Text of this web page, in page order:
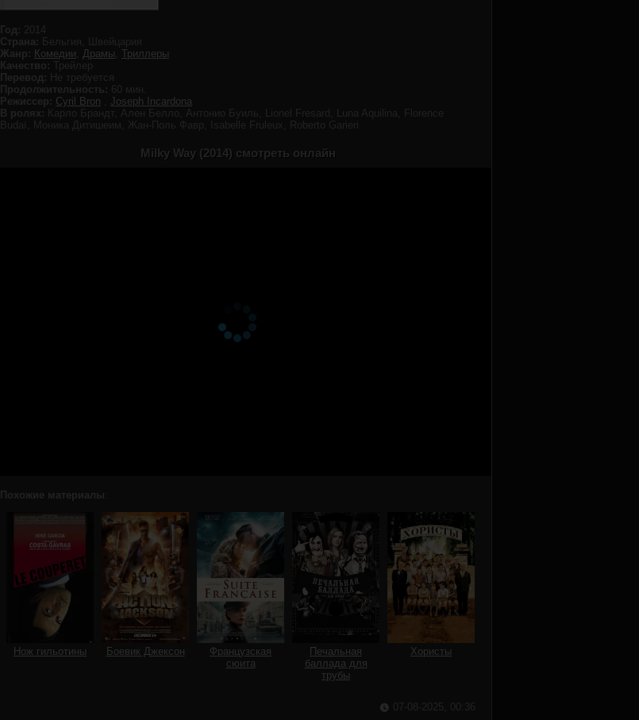
Год: 2014
Страна: Бельгия, Швейцария
Жанр: Комедии Драмы Триллеры
Качество: Трейлер
Перевод: Не требуется
Продолжительность: 60 мин.
Режиссер: Cyril Bron
Joseph Incardona
В ролях:
Карло Брандт, Ален Белло, Антонио Буиль, Lionel Fresard, Luna Aquilina, Florence
Budaï, Моника Дитишеим, Жан-Поль Фавр, Isabelle Fruleux, Roberto Garieri
Milky Way (2014) смотреть онлайн
Похожие материалы
Нож гильотины Боевик Джексон
Французская
сюита
Печальная
баллада для
трубы
Хористы
07-08-2025, 00:36